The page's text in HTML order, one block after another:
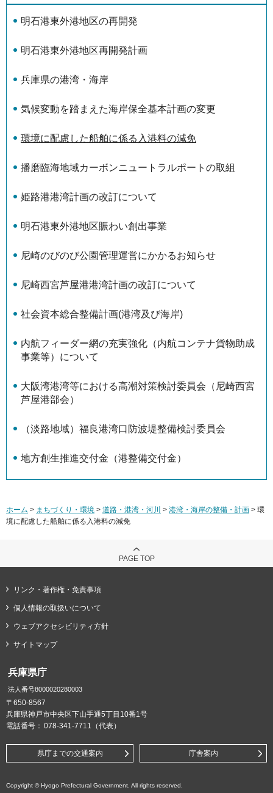
明石港東外港地区の再開発
明石港東外港地区再開発計画
兵庫県の港湾・海岸
気候変動を踏まえた海岸保全基本計画の変更
環境に配慮した船舶に係る入港料の減免
播磨臨海地域カーボンニュートラルポートの取組
姫路港港湾計画の改訂について
明石港東外港地区賑わい創出事業
尼崎のびのび公園管理運営にかかるお知らせ
尼崎西宮芦屋港港湾計画の改訂について
社会資本総合整備計画(港湾及び海岸)
内航フィーダー網の充実強化（内航コンテナ貨物助成
事業等）について
大阪湾港湾等における高潮対策検討委員会（尼崎西宮
芦屋港部会）
（淡路地域）福良港湾口防波堤整備検討委員会
地方創生推進交付金（港整備交付金）
ホーム > まちづくり・環境 > 道路・港湾・河川 > 港湾・海岸の整備・計画 > 環
境に配慮した船舶に係る入港料の減免
PAGE TOP
リンク・著作権・免責事項
個人情報の取扱いについて
ウェブアクセシビリティ方針
サイトマップ
兵庫県庁
法人番号8000020280003
〒650-8567
兵庫県神戸市中央区下山手通5丁目10番1号
電話番号： 078-341-7711（代表）
県庁までの交通案内 庁舎案内
Copyright © Hyogo Prefectural Government. All rights reserved.